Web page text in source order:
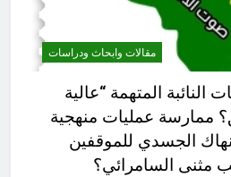
مقالات وابحاث ودراسات
المتهمة “عالية
ممارسة عمليات منهجية
الجسدي للموقفين
مثنى السامرائي؟